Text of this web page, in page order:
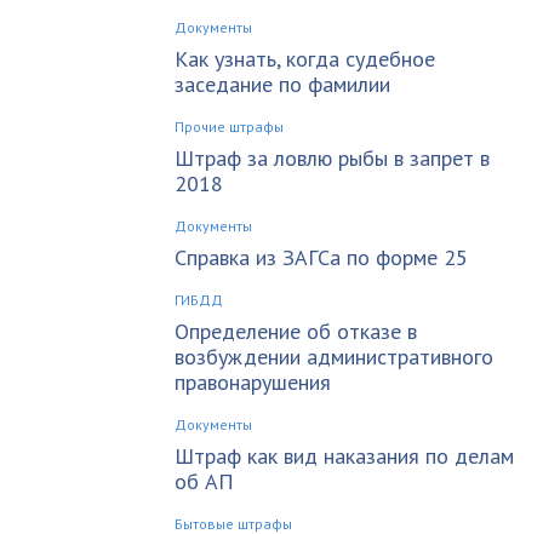
Документы
Как узнать, когда судебное
заседание по фамилии
Прочие штрафы
Штраф за ловлю рыбы в запрет в
2018
Документы
Справка из ЗАГСа по форме 25
ГИБДД
Определение об отказе в
возбуждении административного
правонарушения
Документы
Штраф как вид наказания по делам
об АП
Бытовые штрафы